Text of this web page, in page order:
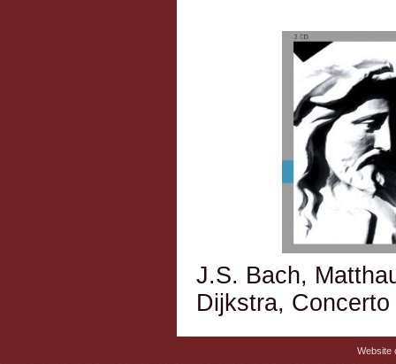
J.S. Bach,
Dijkstra, Concerto
Website